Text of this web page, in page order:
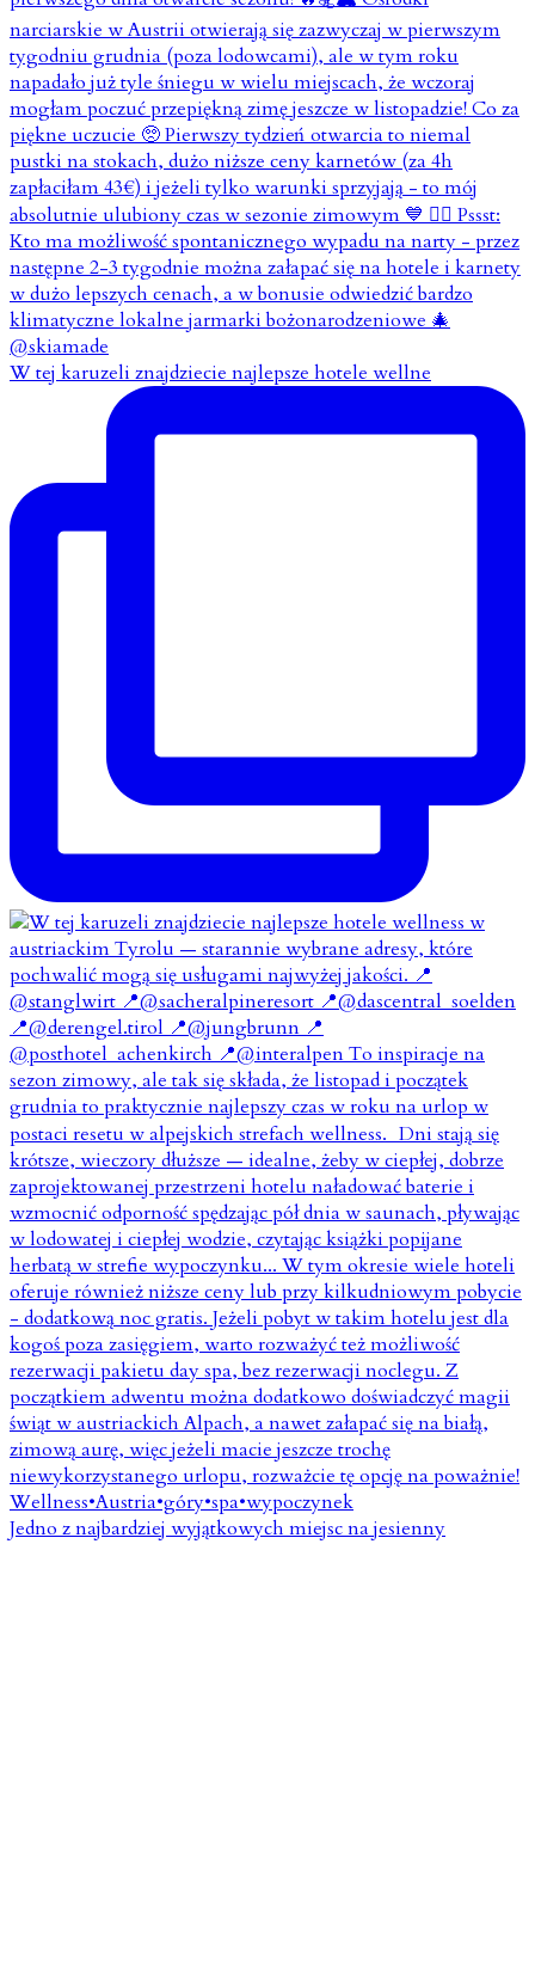
W tej karuzeli znajdziecie najlepsze hotele wellne
Jedno z najbardziej wyjątkowych miejsc na jesienny